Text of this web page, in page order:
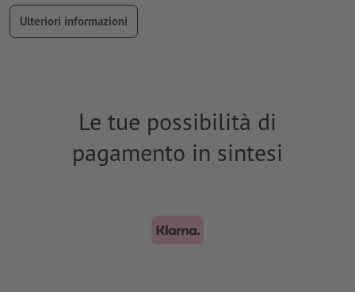
Ulteriori informazioni
Le tue possibilità di
pagamento in sintesi